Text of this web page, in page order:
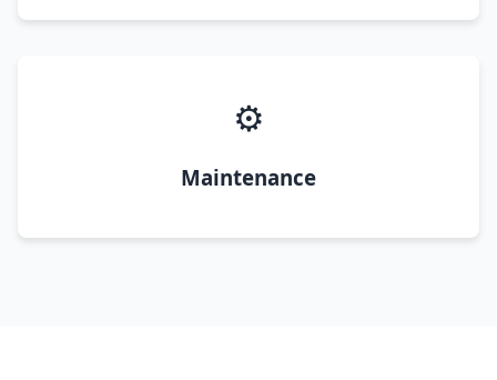
⚙️
Maintenance